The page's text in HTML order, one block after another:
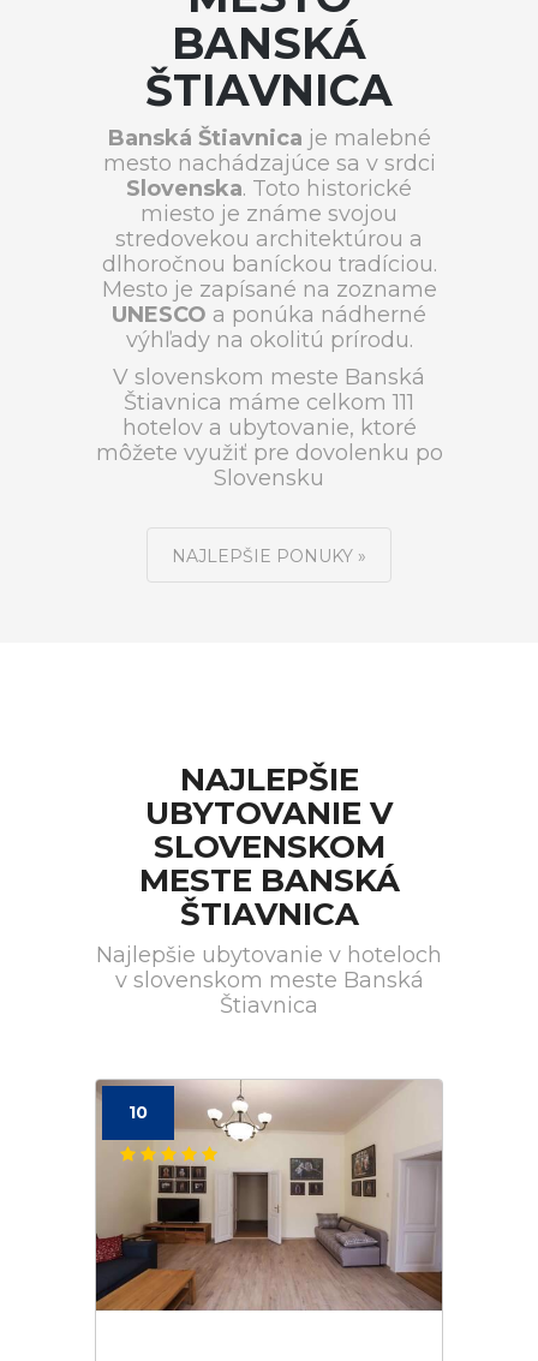
BANSKÁ
ŠTIAVNICA
Banská Štiavnica je malebné
mesto nachádzajúce sa v srdci
Slovenska. Toto historické
miesto je známe svojou
stredovekou architektúrou a
dlhoročnou baníckou tradíciou.
Mesto je zapísané na zozname
UNESCO a ponúka nádherné
výhľady na okolitú prírodu.
V slovenskom meste Banská
Štiavnica máme celkom 111
hotelov a ubytovanie, ktoré
môžete využiť pre dovolenku po
Slovensku
NAJLEPŠIE PONUKY »
NAJLEPŠIE
UBYTOVANIE V
SLOVENSKOM
MESTE BANSKÁ
ŠTIAVNICA
Najlepšie ubytovanie v hoteloch
v slovenskom meste Banská
Štiavnica
10